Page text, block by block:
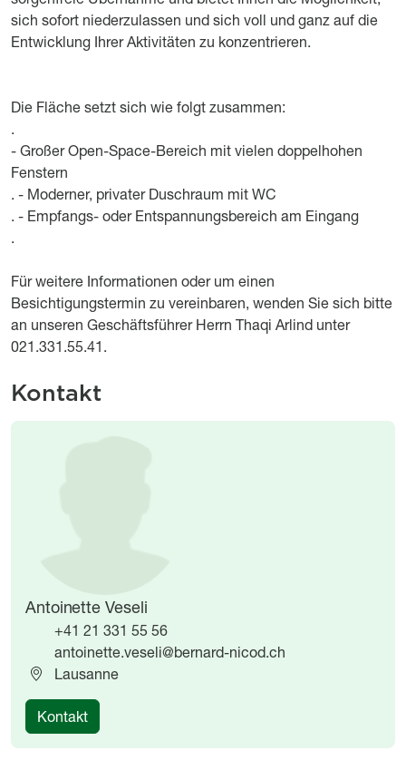
sich sofort niederzulassen und sich voll und ganz auf die
Entwicklung Ihrer Aktivitäten zu konzentrieren.
Die Fläche setzt sich wie folgt zusammen:
.
- Großer Open-Space-Bereich mit vielen doppelhohen
Fenstern
. - Moderner, privater Duschraum mit WC
. - Empfangs- oder Entspannungsbereich am Eingang
.
Für weitere Informationen oder um einen
Besichtigungstermin zu vereinbaren, wenden Sie sich bitte
an unseren Geschäftsführer Herrn Thaqi Arlind unter
021.331.55.41.
Kontakt
Antoinette Veseli
+41 21 331 55 56
antoinette.veseli@bernard-nicod.ch
Lausanne
Kontakt